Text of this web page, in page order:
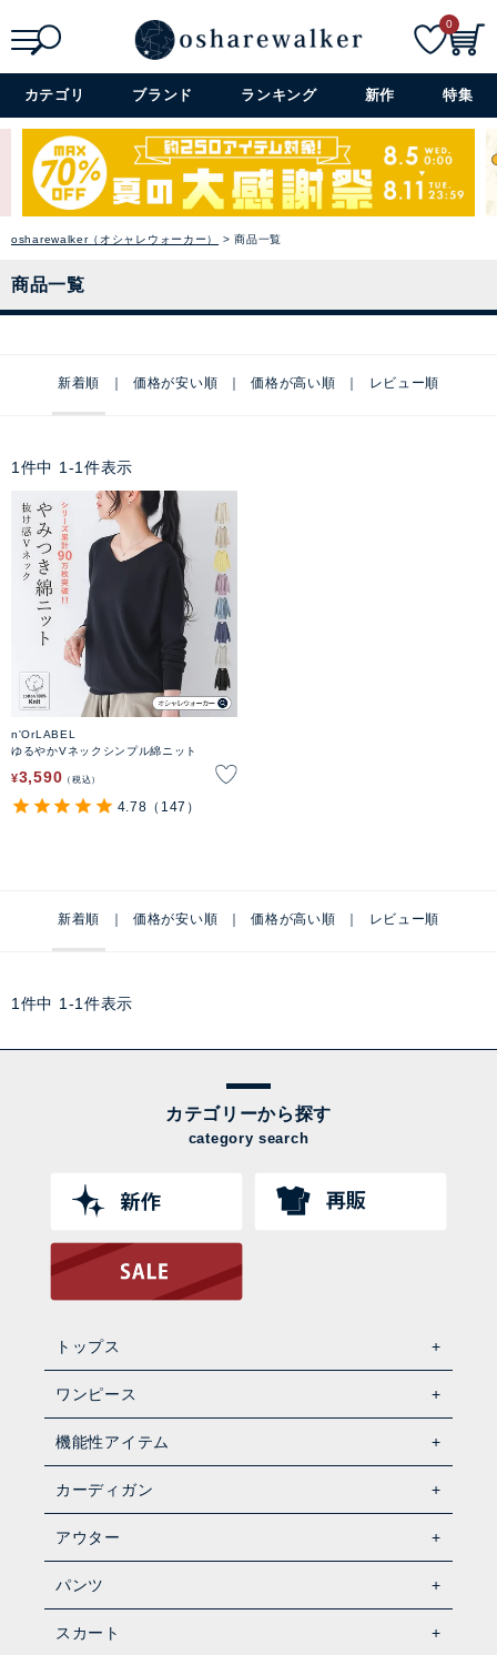
詳細検索+
0
カテゴリ ブランド ランキング 新作 特集
osharewalker（オシャレウォーカー） 商品一覧
商品一覧
新着順 価格が安い順 価格が高い順 レビュー順
1 件中 1 -1 件表示
n'OrLABEL
ゆるやかVネックシンプル綿ニット
¥3,590 税込
4.78 （147）
新着順 価格が安い順 価格が高い順 レビュー順
1 件中 1 -1 件表示
カテゴリーから探す
category search
トップス
ワンピース
機能性アイテム
カーディガン
アウター
パンツ
スカート